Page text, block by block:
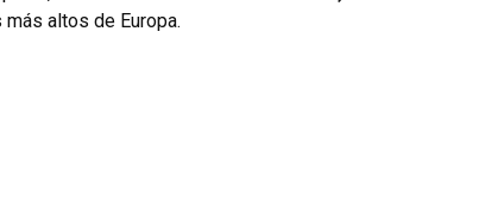
altos de Europa.